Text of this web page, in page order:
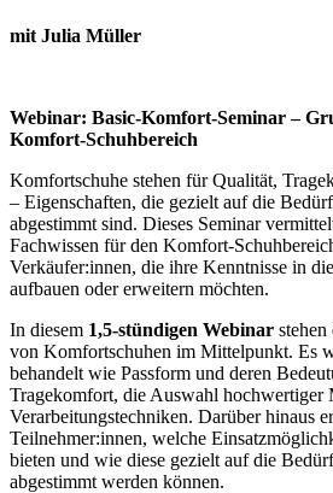
mit Julia Müller
Webinar: Basic-Komfort-Seminar –
Komfort-Schuhbereich
Komfortschuhe stehen für Qualität,
– Eigenschaften, die gezielt auf die
abgestimmt sind. Dieses Seminar
Fachwissen für den Komfort-
Verkäufer:innen, die ihre Kenntnisse in
aufbauen oder erweitern möchten.
In diesem 1,5-stündigen Webinar
von Komfortschuhen im Mittelpunkt. Es
behandelt wie Passform und deren
Tragekomfort, die Auswahl hochwertiger
Verarbeitungstechniken. Darüber hinaus
Teilnehmer:innen, welche
bieten und wie diese gezielt auf die
abgestimmt werden können.